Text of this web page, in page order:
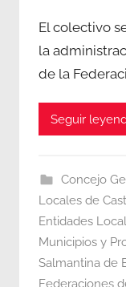
El colectivo
la
de la
Seguir
Concejo
Locales de
Entidades
Municipios y
Salmantina de
Federaciones